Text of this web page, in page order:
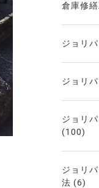
倉庫修
ジョリ
ジョリ
ジョリ
(100)
ジョリ
法 (6)